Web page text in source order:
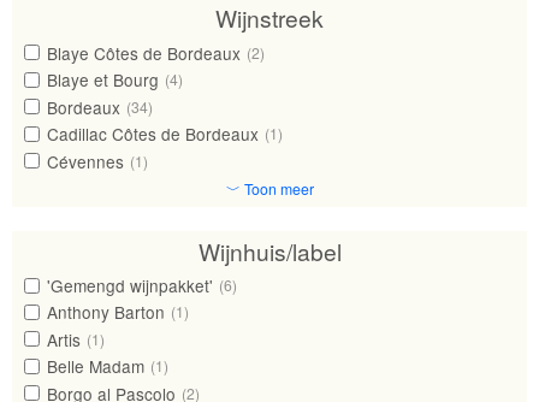
Wijnstreek
Blaye Côtes de Bordeaux (2)
Blaye et Bourg (4)
Bordeaux (34)
Cadillac Côtes de Bordeaux (1)
Cévennes (1)
﹀ Toon meer
Wijnhuis/label
'Gemengd wijnpakket' (6)
Anthony Barton (1)
Artis (1)
Belle Madam (1)
Borgo al Pascolo (2)